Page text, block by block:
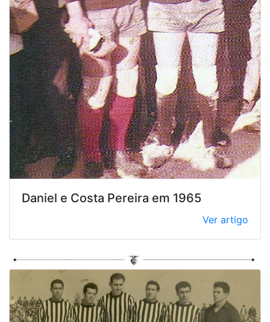
Daniel e Costa Pereira em 1965
Ver artigo